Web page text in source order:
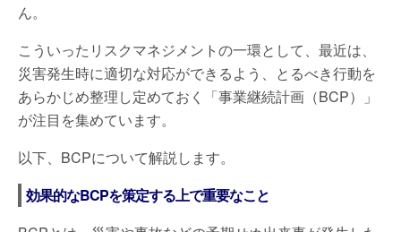
ん。
こういったリスクマネジメントの一環として、最近は、
災害発生時に適切な対応ができるよう、とるべき行動を
あらかじめ整理し定めておく「事業継続計画（BCP）」
が注目を集めています。
以下、BCPについて解説します。
効果的なBCPを策定する上で重要なこと